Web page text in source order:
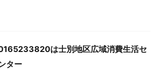
は士別地区広域消費生活セ
ター